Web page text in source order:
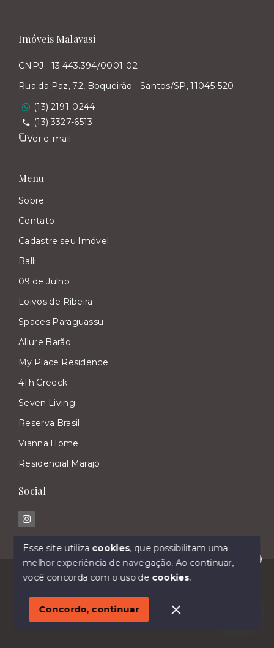
Olá! Estamos disponíveis para te ajudar.
Imóveis Malavasi
CNPJ - 13.443.394/0001-02
Rua da Paz, 72, Boqueirão - Santos/SP, 11045-520
(13) 2191-0244
(13) 3327-6513
Ver e-mail
Menu
Sobre
Contato
Cadastre seu Imóvel
Balli
09 de Julho
Loivos de Ribeira
Spaces Paraguassu
Allure Barão
My Place Residence
4Th Creeck
Seven Living
Reserva Brasil
Vianna Home
Residencial Marajó
Social
© Copyright 2026 - Imóveis Malavasi - Todos os
SITE PARA IMOBILIARIA
Esse site utiliza cookies, que possibilitam uma
melhor experiência de navegação.Ao continuar,
você concorda com o uso de cookies.
Concordo, continuar